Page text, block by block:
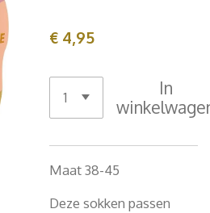
€ 4,95
In
Maat 38-45
Deze sokken passen